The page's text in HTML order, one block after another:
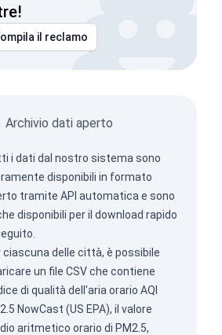
il reclamo
Archivio dati aperto
i dati dal nostro sistema sono
disponibili in formato
tramite API automatica e sono
disponibili per il download rapido
ciascuna delle città, è possibile
un file CSV che contiene
di qualità dell'aria orario AQI
NowCast (US EPA), il valore
aritmetico orario di PM2.5,